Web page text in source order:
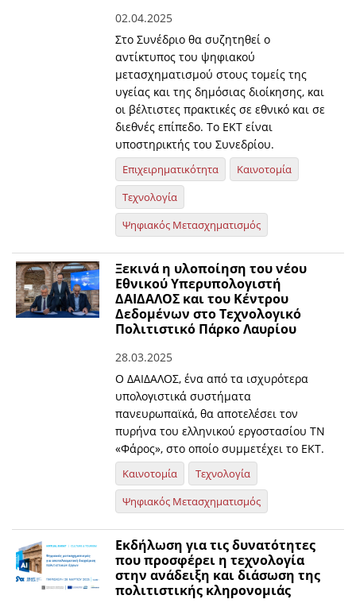
02.04.2025
Στο Συνέδριο θα συζητηθεί ο
αντίκτυπος του ψηφιακού
μετασχηματισμού στους τομείς της
υγείας και της δημόσιας διοίκησης, και
οι βέλτιστες πρακτικές σε εθνικό και σε
διεθνές επίπεδο. Το ΕΚΤ είναι
υποστηρικτής του Συνεδρίου.
Επιχειρηματικότητα
Καινοτομία
Τεχνολογία
Ψηφιακός Μετασχηματισμός
Ξεκινά η υλοποίηση του νέου
Εθνικού Υπερυπολογιστή
ΔΑΙΔΑΛΟΣ και του Κέντρου
Δεδομένων στο Τεχνολογικό
Πολιτιστικό Πάρκο Λαυρίου
28.03.2025
Ο ΔΑΙΔΑΛΟΣ, ένα από τα ισχυρότερα
υπολογιστικά συστήματα
πανευρωπαϊκά, θα αποτελέσει τον
πυρήνα του ελληνικού εργοστασίου ΤΝ
«Φάρος», στο οποίο συμμετέχει το ΕΚΤ.
Καινοτομία
Τεχνολογία
Ψηφιακός Μετασχηματισμός
Εκδήλωση για τις δυνατότητες
που προσφέρει η τεχνολογία
στην ανάδειξη και διάσωση της
πολιτιστικής κληρονομιάς